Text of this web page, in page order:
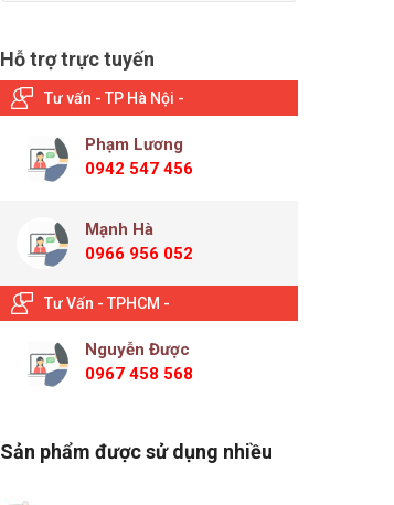
Hỗ trợ trực tuyến
Tư vấn - TP Hà Nội -
Phạm Lương
0942 547 456
Mạnh Hà
0966 956 052
Tư Vấn - TPHCM -
Nguyễn Được
0967 458 568
Sản phẩm được sử dụng nhiều